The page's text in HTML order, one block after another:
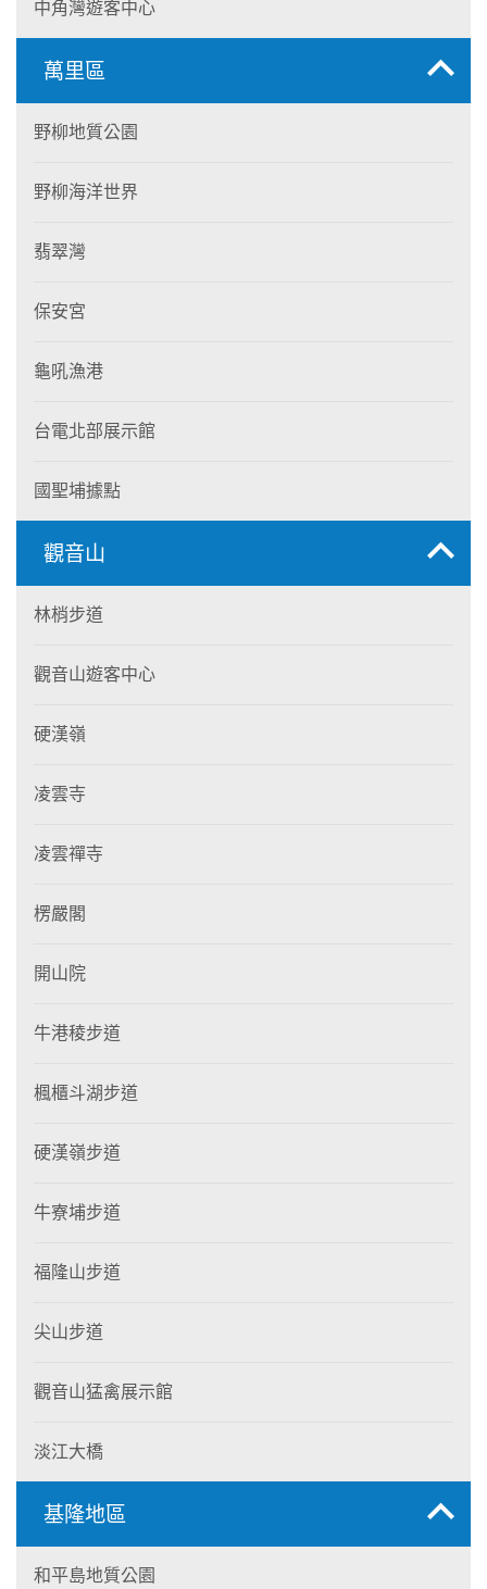
中角灣遊客中心
萬里區
野柳地質公園
野柳海洋世界
翡翠灣
保安宮
龜吼漁港
台電北部展示館
國聖埔據點
觀音山
林梢步道
觀音山遊客中心
硬漢嶺
凌雲寺
凌雲禪寺
楞嚴閣
開山院
牛港稜步道
楓櫃斗湖步道
硬漢嶺步道
牛寮埔步道
福隆山步道
尖山步道
觀音山猛禽展示館
淡江大橋
基隆地區
和平島地質公園